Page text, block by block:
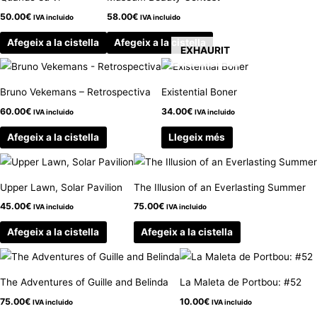
50.00€ IVA incluido
Afegeix a la cistella
58.00€ IVA incluido
Afegeix a la cistella
Bruno Vekemans – Retrospectiva
60.00€ IVA incluido
Afegeix a la cistella
EXHAURIT
Existential Boner
34.00€ IVA incluido
Llegeix més
Upper Lawn, Solar Pavilion
45.00€ IVA incluido
Afegeix a la cistella
The Illusion of an Everlasting Summer
75.00€ IVA incluido
Afegeix a la cistella
The Adventures of Guille and Belinda
75.00€ IVA incluido
La Maleta de Portbou: #52
10.00€ IVA incluido